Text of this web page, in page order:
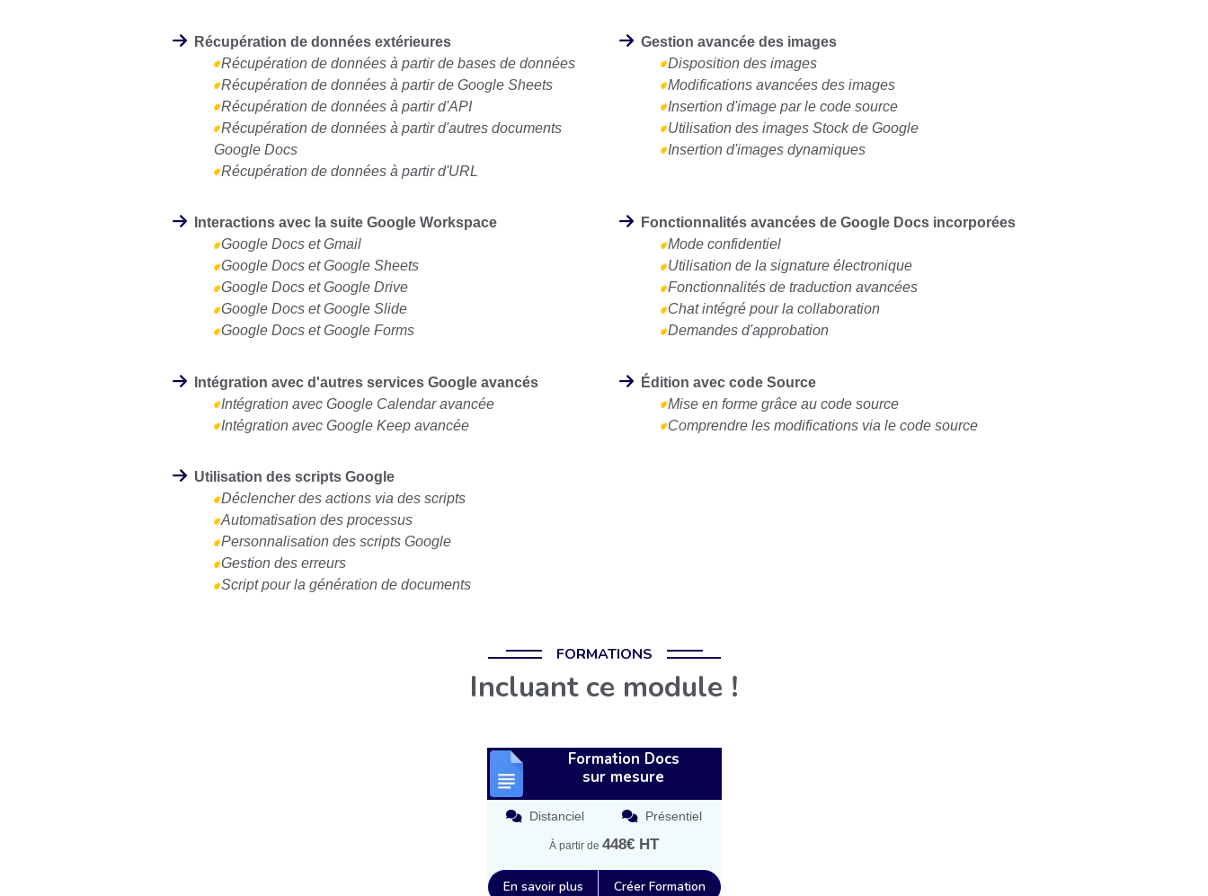
Récupération de données extérieures
Récupération de données à partir de bases de données
Récupération de données à partir de Google Sheets
Récupération de données à partir d'API
Récupération de données à partir d'autres documents
Google Docs
Récupération de données à partir d'URL
Gestion avancée des images
Disposition des images
Modifications avancées des images
Insertion d'image par le code source
Utilisation des images Stock de Google
Insertion d'images dynamiques
Interactions avec la suite Google Workspace
Google Docs et Gmail
Google Docs et Google Sheets
Google Docs et Google Drive
Google Docs et Google Slide
Google Docs et Google Forms
Fonctionnalités avancées de Google Docs incorporées
Mode confidentiel
Utilisation de la signature électronique
Fonctionnalités de traduction avancées
Chat intégré pour la collaboration
Demandes d'approbation
Intégration avec d'autres services Google avancés
Intégration avec Google Calendar avancée
Intégration avec Google Keep avancée
Édition avec code Source
Mise en forme grâce au code source
Comprendre les modifications via le code source
Utilisation des scripts Google
Déclencher des actions via des scripts
Automatisation des processus
Personnalisation des scripts Google
Gestion des erreurs
Script pour la génération de documents
FORMATIONS
Incluant ce module !
Formation Docs
sur mesure
Distanciel Présentiel
À partir de 448€ HT
En savoir plus Créer Formation